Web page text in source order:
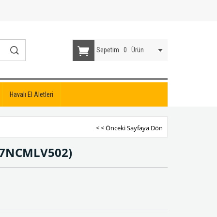
Sepetim 0 Ürün
Havalı El Aletleri
< < Önceki Sayfaya Dön